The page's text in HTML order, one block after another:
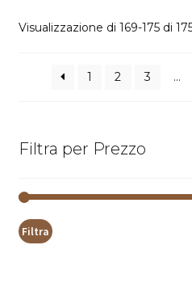
Visualizzazione di 169-175 di
1 2 3 …
Filtra per Prezzo
Filtra